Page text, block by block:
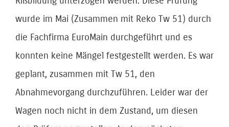
wurde im Mai (Zusammen mit Reko Tw 51) durch
die Fachfirma EuroMain durchgeführt und es
konnten keine Mängel festgestellt werden. Es war
geplant, zusammen mit Tw 51, den
Abnahmevorgang durchzuführen. Leider war der
Wagen noch nicht in dem Zustand, um diesen